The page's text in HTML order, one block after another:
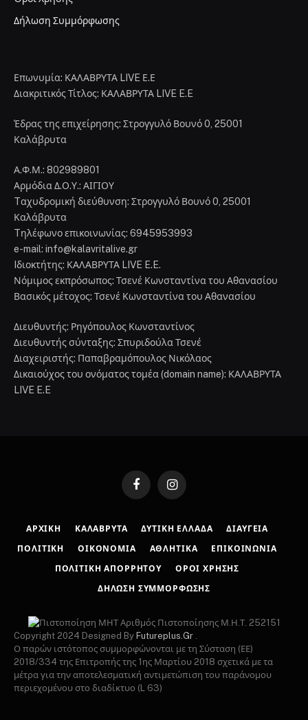
Δήλωση Συμμόρφωσης
Επωνυμία: ΚΑΛΑΒΡΥΤΑ LIVE Ε.Ε
Διακριτικός Τίτλος: ΚΑΛΑΒΡΥΤΑ LIVE E.E
Έδρας της επιχείρησης: Στρογγυλό Βουνό 0, 25001
Καλάβρυτα
Α.Φ.Μ.: 802989801
Αρμόδια Δ.Ο.Υ.: ΑΙΓΙΟΥ
Tαχυδρομική διεύθυνση: Στρογγυλό Βουνό 0, 25001
Καλάβρυτα
Tηλέφωνο επικοινωνίας: 6945953993
e-mail: info@kalavritalive.gr
Iδιοκτήτης: ΚΑΛΑΒΡΥΤΑ LIVE E.E.
Νόμιμος εκπρόσωπος: Τσενέ Κωνσταντίνα του Αθανασίου
Βασικός μέτοχος: Τσενέ Κωνσταντίνα του Αθανασίου
Διευθυντής: Ρηγόπουλος Κωνσταντίνος
Διευθυντής σύνταξης: Σπυριδούλα Τσενέ
Διαχειριστής: Παπαβραμόπουλος Νικόλαος
Δικαιούχος του ονόματος τομέα (domain name): ΚΑΛΑΒΡΥΤΑ
LIVE E.E
FacebookInstagram
ΑΡΧΙΚΉ ΚΑΛΆΒΡΥΤΑ ΔΥΤΙΚΉ ΕΛΛΆΔΑ ΔΙΑΎΓΕΙΑ
ΠΟΛΙΤΙΚΉ ΟΙΚΟΝΟΜΊΑ ΑΘΛΗΤΙΚΆ ΕΠΙΚΟΙΝΩΝΊΑ
ΠΟΛΙΤΙΚΉ ΑΠΟΡΡΉΤΟΥ ΌΡΟΙ ΧΡΉΣΗΣ
ΔΉΛΩΣΗ ΣΥΜΜΌΡΦΩΣΗΣ
Αριθμός Πιστοποίησης Μ.Η.Τ. 252151
Copyright 2024 Designed By Futureplus.Gr .
Ο παρών ιστότοπος συμμορφώνονται με τη Σύσταση (ΕΕ)
2018/334 της Επιτροπής της 1ης Μαρτίου 2018 σχετικά με τα
μέτρα για την αποτελεσματική αντιμετώπιση του παράνομου
περιεχομένου στο διαδίκτυο (L 63)